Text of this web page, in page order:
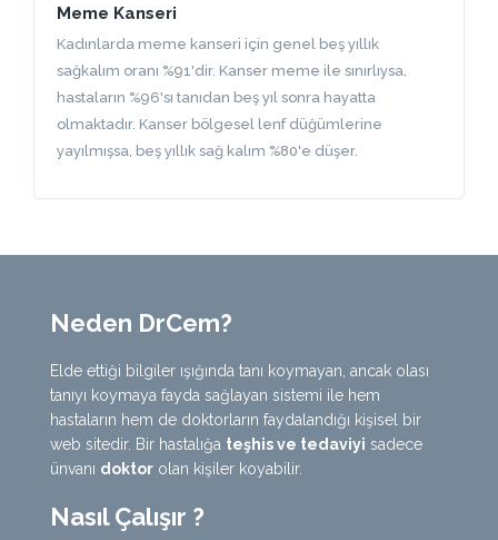
Meme Kanseri
Kadınlarda meme kanseri için genel beş yıllık
sağkalım oranı %91'dir. Kanser meme ile sınırlıysa,
hastaların %96'sı tanıdan beş yıl sonra hayatta
olmaktadır. Kanser bölgesel lenf düğümlerine
yayılmışsa, beş yıllık sağ kalım %80'e düşer.
Neden DrCem?
Elde ettiği bilgiler ışığında tanı koymayan, ancak olası
tanıyı koymaya fayda sağlayan sistemi ile hem
hastaların hem de doktorların faydalandığı kişisel bir
web sitedir. Bir hastalığa teşhis ve tedaviyi sadece
ünvanı doktor olan kişiler koyabilir.
Nasıl Çalışır ?